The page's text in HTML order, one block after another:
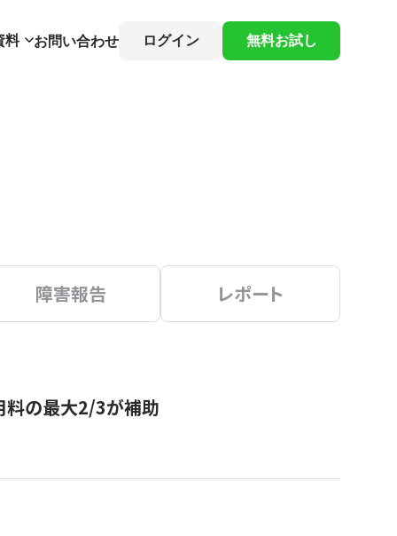
料 お問い合わせ ログイン 無料お試し
障害報告 レポート
料の最大2/3が補助